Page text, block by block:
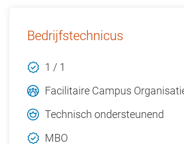
Bedrijfstechnicus
1 / 1
Facilitaire Campus
Technisch ondersteunend
MBO